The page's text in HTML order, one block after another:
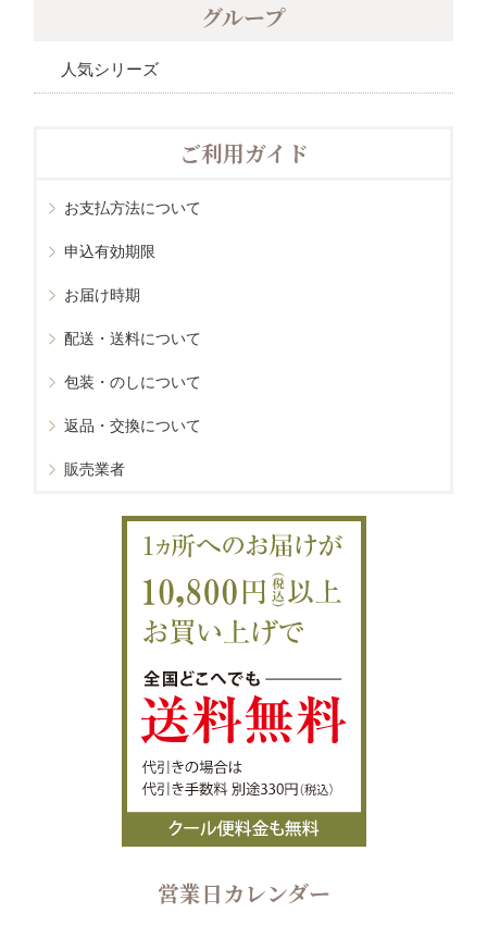
グループ
人気シリーズ
ご利用ガイド
お支払方法について
申込有効期限
お届け時期
配送・送料について
包装・のしについて
返品・交換について
販売業者
営業日カレンダー